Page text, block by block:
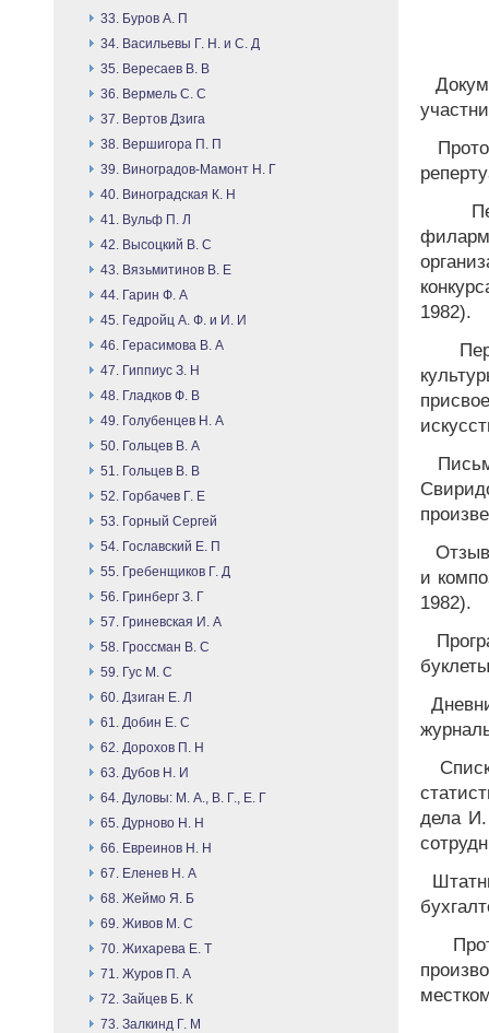
33. Буров А. П
34. Васильевы Г. Н. и С. Д
35. Вересаев В. В
36. Вермель С. С
37. Вертов Дзига
38. Вершигора П. П
39. Виноградов-Мамонт Н. Г
40. Виноградская К. Н
41. Вульф П. Л
42. Высоцкий В. С
43. Вязьмитинов В. Е
44. Гарин Ф. А
45. Гедройц А. Ф. и И. И
46. Герасимова В. А
47. Гиппиус З. Н
48. Гладков Ф. В
49. Голубенцев Н. А
50. Гольцев В. А
51. Гольцев В. В
52. Горбачев Г. Е
53. Горный Сергей
54. Гославский Е. П
55. Гребенщиков Г. Д
56. Гринберг З. Г
57. Гриневская И. А
58. Гроссман В. С
59. Гус М. С
60. Дзиган Е. Л
61. Добин Е. С
62. Дорохов П. Н
63. Дубов Н. И
64. Дуловы: М. А., В. Г., Е. Г
65. Дурново Н. Н
66. Евреинов Н. Н
67. Еленев Н. А
68. Жеймо Я. Б
69. Живов М. С
70. Жихарева Е. Т
71. Журов П. А
72. Зайцев Б. К
73. Залкинд Г. М
1982).
и
1982).
дела